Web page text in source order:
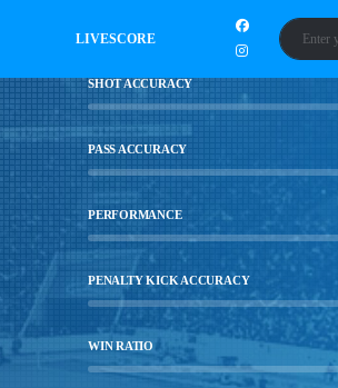
LIVESCORE
SHOT ACCURACY
PASS ACCURACY
PERFORMANCE
PENALTY KICK ACCURACY
WIN RATIO